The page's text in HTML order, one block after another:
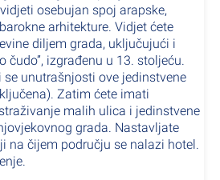
osebujan spoj arapske,
arhitekture. Vidjet ćete
diljem grada, uključujući i
čudo”, izgrađenu u 13. stoljeću.
unutrašnjosti ove jedinstvene
Zatim ćete imati
malih ulica i jedinstvene
grada. Nastavljate
na čijem području se nalazi hotel.